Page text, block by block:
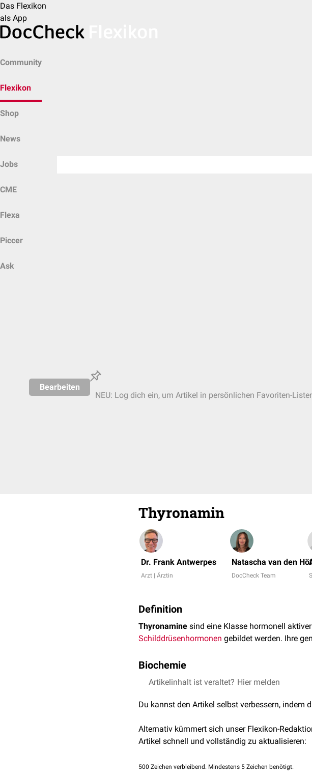
Das Flexikon
als App
Community
Flexikon
Shop
News
Jobs
CME
Flexa
Piccer
Ask
Bearbeiten
NEU: Log dich ein, um Artikel in persönlichen Favoriten-
Thyronamin
Dr. Frank Antwerpes
Arzt | Ärztin
Natascha van den
DocCheck Team
Definition
Thyronamine sind eine Klasse hormonell
Schilddrüsenhormonen gebildet werden. Ihre
Biochemie
Thyronamine entstehen durchDecarboxylierung
Thyronamin (T0AM)
3,5-Diiodthyronamin (T2AM)
3,3',5-Triiodthyronamin (T3AM)
Thyronamine binden trotz ihrer großen
Artikelinhalt ist veraltet? Hier melden
Du kannst den Artikel selbst verbessern, indem
Alternativ kümmert sich unser Flexikon-
Artikel schnell und vollständig zu aktualisieren:
500 Zeichen verbleibend. Mindestens 5 Zeichen benötigt.